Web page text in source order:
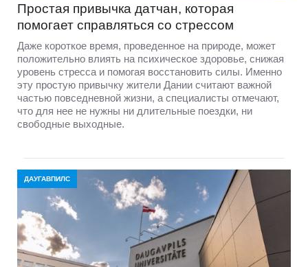
Простая привычка датчан, которая
помогает справляться со стрессом
Даже короткое время, проведенное на природе, может
положительно влиять на психическое здоровье, снижая
уровень стресса и помогая восстановить силы. Именно
эту простую привычку жители Дании считают важной
частью повседневной жизни, а специалисты отмечают,
что для нее не нужны ни длительные поездки, ни
свободные выходные.
ДАУГАВПИЛС